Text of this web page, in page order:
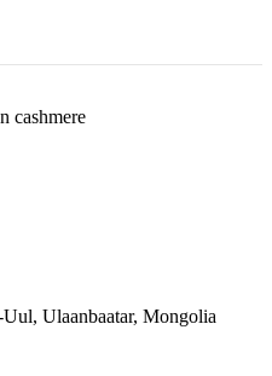
cashmere
Ulaanbaatar, Mongolia